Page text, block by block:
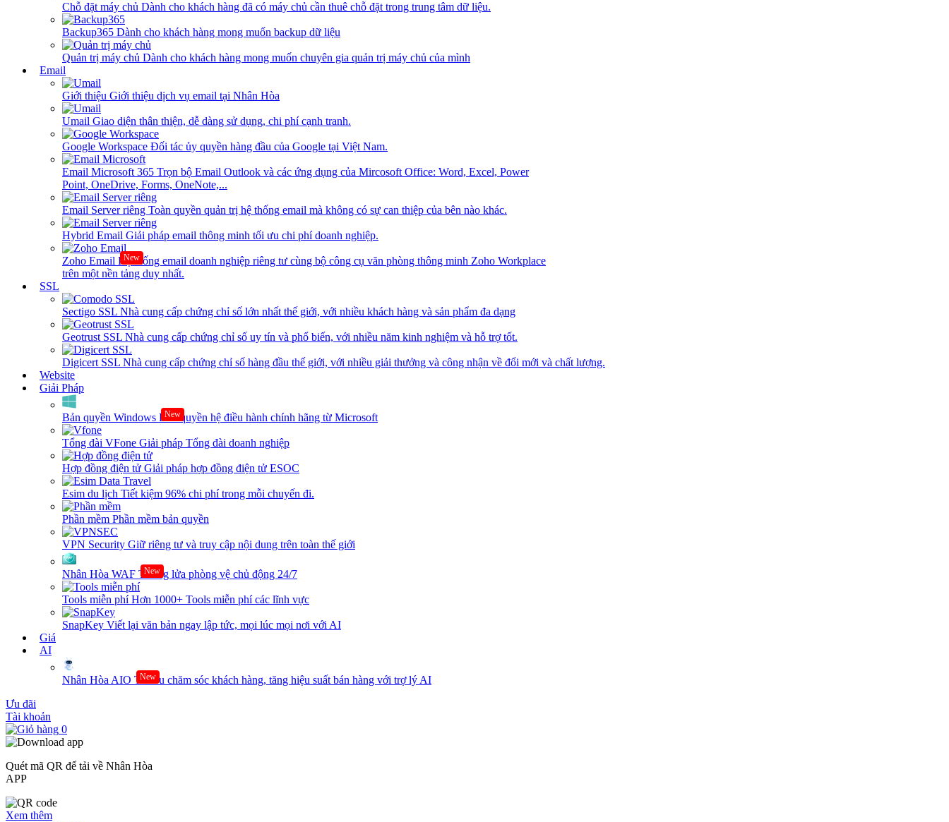
Chỗ đặt máy chủ Dành cho khách hàng đã có máy chủ cần thuê chỗ đặt trong trung tâm dữ liệu.
Backup365 Dành cho khách hàng mong muốn backup dữ liệu
Quản trị máy chủ Dành cho khách hàng mong muốn chuyên gia quản trị máy chủ của mình
Email
Giới thiệu Giới thiệu dịch vụ email tại Nhân Hòa
Umail Giao diện thân thiện, dễ dàng sử dụng, chi phí cạnh tranh.
Google Workspace Đối tác ủy quyền hàng đầu của Google tại Việt Nam.
Email Microsoft 365 Trọn bộ Email Outlook và các ứng dụng của Mircosoft Office: Word, Excel, Power
Point, OneDrive, Forms, OneNote,...
Email Server riêng Toàn quyền quản trị hệ thống email mà không có sự can thiệp của bên nào khác.
Hybrid Email Giải pháp email thông minh tối ưu chi phí doanh nghiệp.
Zoho Email New
Hệ thống email doanh nghiệp riêng tư cùng bộ công cụ văn phòng thông minh Zoho Workplace
trên một nền tảng duy nhất.
SSL
Sectigo SSL Nhà cung cấp chứng chỉ số lớn nhất thế giới, với nhiều khách hàng và sản phẩm đa dạng
Geotrust SSL Nhà cung cấp chứng chỉ số uy tín và phổ biến, với nhiều năm kinh nghiệm và hỗ trợ tốt.
Digicert SSL Nhà cung cấp chứng chỉ số hàng đầu thế giới, với nhiều giải thưởng và công nhận về đổi mới và chất lượng.
Website
Giải Pháp
Bản quyền Windows New
Bản quyền hệ điều hành chính hãng từ Microsoft
Tổng đài VFone Giải pháp Tổng đài doanh nghiệp
Hợp đồng điện tử Giải pháp hợp đồng điện tử ESOC
Esim du lịch Tiết kiệm 96% chi phí trong mỗi chuyến đi.
Phần mềm Phần mềm bản quyền
VPN Security Giữ riêng tư và truy cập nội dung trên toàn thế giới
Nhân Hòa WAF New
Tường lửa phòng vệ chủ động 24/7
Tools miễn phíHơn 1000+ Tools miễn phí các lĩnh vực
SnapKey Viết lại văn bản ngay lập tức, mọi lúc mọi nơi với AI
Giá
AI
Nhân Hòa AIO New
Tối ưu chăm sóc khách hàng, tăng hiệu suất bán hàng với trợ lý AI
Ưu đãi
Tài khoản
0
Quét mã QR để tải về Nhân Hòa
APP
Xem thêm